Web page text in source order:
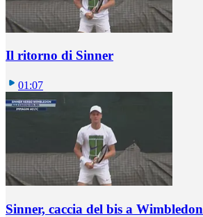
Il ritorno di Sinner
01:07
Sinner, caccia del bis a Wimbledon